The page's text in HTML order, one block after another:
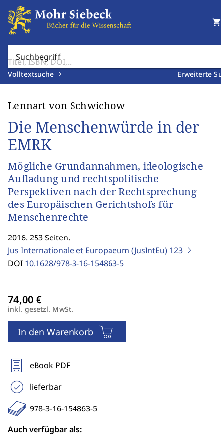
Suchbegriff
Volltextsuche Erweiterte
shopping_cart
Lennart von Schwichow
Die Menschenwürde in der
EMRK
Mögliche Grundannahmen, ideologische
Aufladung und rechtspolitische
Perspektiven nach der Rechtsprechung
des Europäischen Gerichtshofs für
Menschenrechte
2016. 253 Seiten.
Jus Internationale et Europaeum (JusIntEu) 123
DOI 10.1628/978-3-16-154863-5
inkl. gesetzl. MwSt.
In den Warenkorb
eBook PDF
lieferbar
978-3-16-154863-5
Auch verfügbar als: